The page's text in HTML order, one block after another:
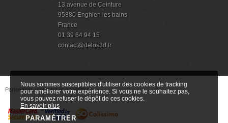
Nous sommes susceptibles d'utiliser des cookies de tracking
pour améliorer votre expérience. Si vous ne le souhaitez pas,
vous pouvez refuser le dépôt de ces cookies.
En savoir plus
PARAMÉTRER
13 avenue de Ceinture
95880 Enghien les bains
France
01 39 64 94 15
contact@delos3d.fr
Partenaires paiement et expéditions